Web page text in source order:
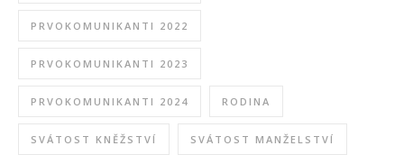
PRVOKOMUNIKANTI 2022
PRVOKOMUNIKANTI 2023
PRVOKOMUNIKANTI 2024 RODINA
SVÁTOST KNĚŽSTVÍ SVÁTOST MANŽELSTVÍ